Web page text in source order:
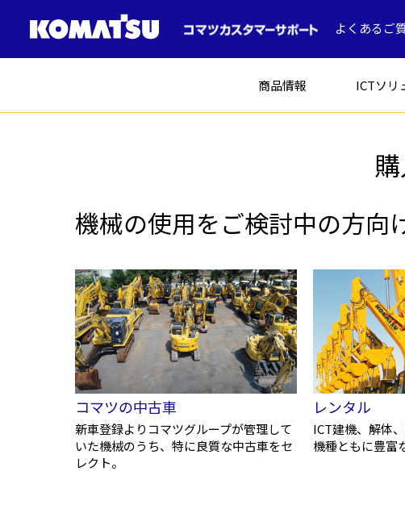
よくあるご
商品情報
建設機械 フォー
土木 ICT
金属リサイクル 林業
建設材料・資材
ICT建機 解体専
ホイールローダー クローラ
発電機器・コンプレッサ 小型
コマツの中古車 中古車製
ICTソリ
機械の使用をご検討中の方向
コマツの中古車
新車登録よりコマツグループが管理して
いた機械のうち、特に良質な中古車をセ
レクト。
レンタル
ICT建機、解体
機種ともに豊富